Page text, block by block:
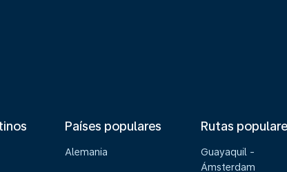
Países populares
Alemania
Rutas
Guayaquil -
Ámsterdam